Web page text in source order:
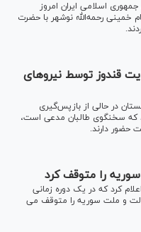
اسلامی ایران امروز
خمینی رحمه‌الله نوشهر با حضرت
قندوز توسط نیروهای
در حالی از بازپس‌گیری
که سخنگوی طالبان مدعی است،
حضور دارند.
کرد که در یک دوره زمانی
و ملت سوریه را متوقف می